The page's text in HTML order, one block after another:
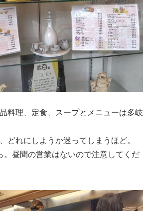
料理、定食、スープとメニューは多岐
どれにしようか迷ってしまうほど。
。昼間の営業はないので注意してくだ